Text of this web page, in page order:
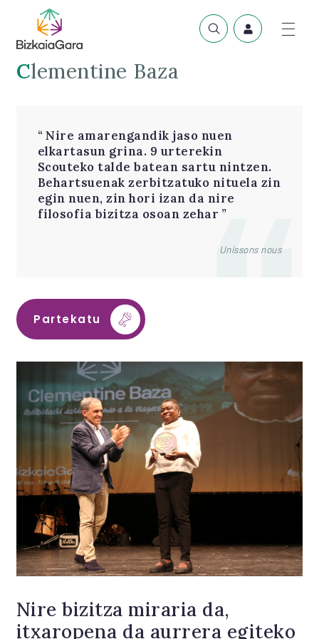
Clementine Baza
Nire amarengandik jaso nuen
elkartasun grina. 9 urterekin
Scouteko talde batean sartu nintzen.
Behartsuenak zerbitzatuko nituela zin
egin nuen, zin hori izan da nire
filosofia bizitza osoan zehar
Unissons nous
Partekatu
Nire bizitza miraria da,
itxaropena da aurrera egiteko